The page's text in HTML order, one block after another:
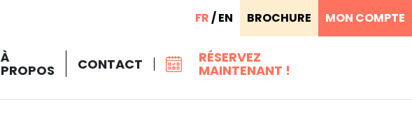
FR/EN BROCHURE MON COMPTE
À
PROPOS CONTACT RÉSERVEZ
MAINTENANT !